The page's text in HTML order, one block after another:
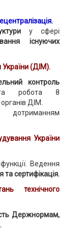
у сфері
існуючих
України (ДІМ).
контроль
робота 8
ДІМ.
України
функції. Ведення
та сертифікація.
технічного
Держнормам,